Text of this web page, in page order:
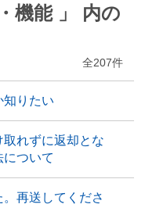
機能 」 内の
全207件
知りたい
れずに返却とな
ついて
再送してくださ